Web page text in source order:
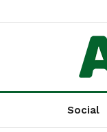
Social